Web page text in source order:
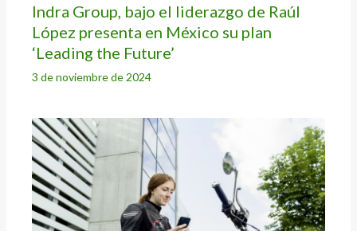
Indra Group, bajo el liderazgo de Raúl
López presenta en México su plan
‘Leading the Future’
3 de noviembre de 2024